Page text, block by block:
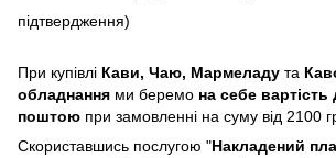
підтвердження)
При купівлі Кави, Чаю, Мармеладу та
обладнання ми беремо на себе
поштою при замовленні на суму від 2100
Скориставшись послугою "Накладений